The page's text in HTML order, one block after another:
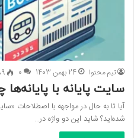
تیم محتوا 24 بهمن 1403 0
سایت پایانه با پایانه‌ها
آیا تا به حال در مواجهه با اصطلاحات
شده‌اید؟ شاید این دو واژه در…